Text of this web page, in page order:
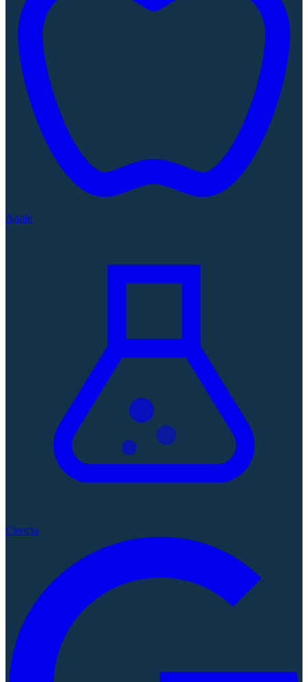
Apple
Ciencia